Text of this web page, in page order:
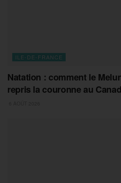
ILE-DE-FRANCE
Natation : comment le
repris la couronne au